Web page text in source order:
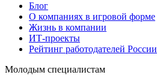
Блог
О компаниях в игровой форме
Жизнь в компании
ИТ-проекты
Рейтинг работодателей России
Молодым специалистам